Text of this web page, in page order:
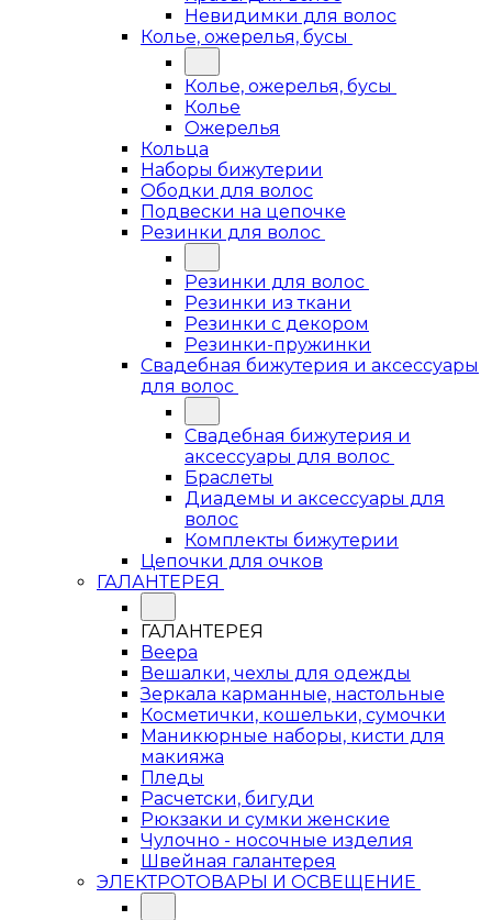
Невидимки для волос
Колье, ожерелья, бусы
Колье, ожерелья, бусы
Колье
Ожерелья
Кольца
Наборы бижутерии
Ободки для волос
Подвески на цепочке
Резинки для волос
Резинки для волос
Резинки из ткани
Резинки с декором
Резинки-пружинки
Свадебная бижутерия и аксессуары
для волос
Свадебная бижутерия и
аксессуары для волос
Браслеты
Диадемы и аксессуары для
волос
Комплекты бижутерии
Цепочки для очков
ГАЛАНТЕРЕЯ
ГАЛАНТЕРЕЯ
Веера
Вешалки, чехлы для одежды
Зеркала карманные, настольные
Косметички, кошельки, сумочки
Маникюрные наборы, кисти для
макияжа
Пледы
Расчетски, бигуди
Рюкзаки и сумки женские
Чулочно - носочные изделия
Швейная галантерея
ЭЛЕКТРОТОВАРЫ И ОСВЕЩЕНИЕ